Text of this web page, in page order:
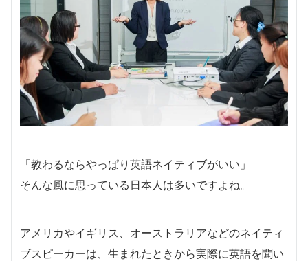
「教わるならやっぱり英語ネイティブがいい」
そんな風に思っている日本人は多いですよね。
アメリカやイギリス、オーストラリアなどのネイティ
ブスピーカーは、生まれたときから実際に英語を聞い